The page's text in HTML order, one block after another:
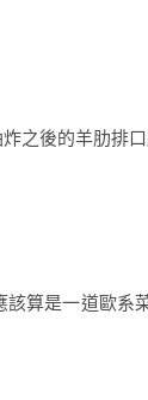
炸之後的羊肋排
該算是一道歐